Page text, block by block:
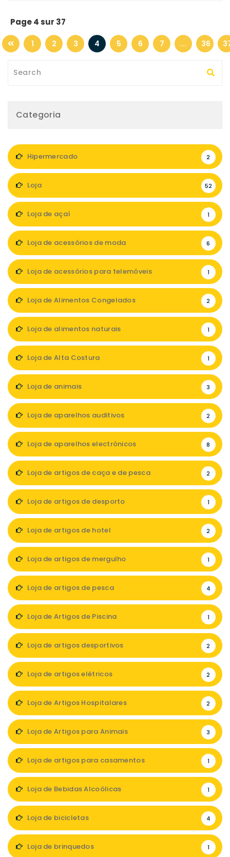
Page 4 sur 37
1 2 3 4 5 6 7 ... 36
Categoria
Hipermercado 2
Loja 52
Loja de açaí 1
Loja de acessórios de moda 6
Loja de acessórios para telemóveis 1
Loja de Alimentos Congelados 2
Loja de alimentos naturais 1
Loja de Alta Costura 1
Loja de animais 3
Loja de aparelhos auditivos 2
Loja de aparelhos electrónicos 8
Loja de artigos de caça e de pesca 2
Loja de artigos de desporto 1
Loja de artigos de hotel 2
Loja de artigos de mergulho 1
Loja de artigos de pesca 4
Loja de Artigos de Piscina 1
Loja de artigos desportivos 2
Loja de artigos elétricos 2
Loja de Artigos Hospitalares 2
Loja de Artigos para Animais 3
Loja de artigos para casamentos 1
Loja de Bebidas Alcoólicas 1
Loja de bicicletas 4
Loja de brinquedos 1